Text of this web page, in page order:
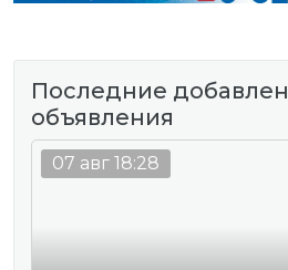
Последние
объявления
07 авг 18:28